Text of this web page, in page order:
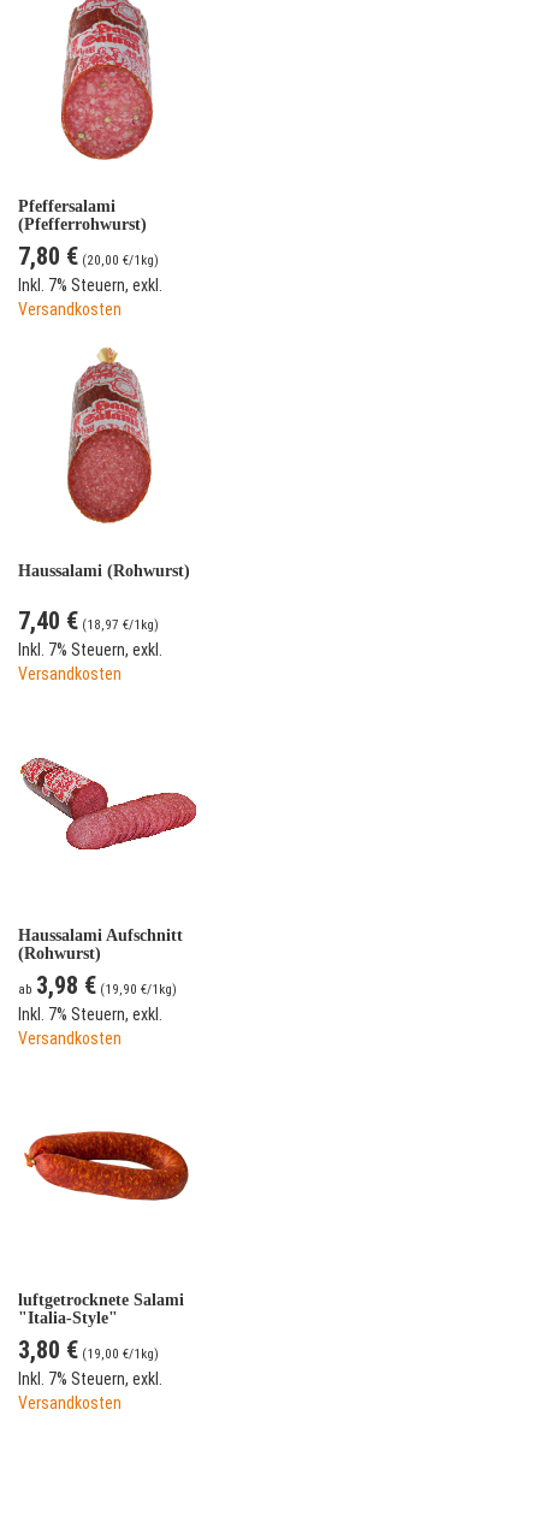
Pfeffersalami
(Pfefferrohwurst)
7,80 € (20,00 €/1kg)
Inkl. 7% Steuern, exkl.
Versandkosten
Haussalami (Rohwurst)
7,40 € (18,97 €/1kg)
Inkl. 7% Steuern, exkl.
Versandkosten
Haussalami Aufschnitt
(Rohwurst)
ab 3,98 € (19,90 €/1kg)
Inkl. 7% Steuern, exkl.
Versandkosten
luftgetrocknete Salami
"Italia-Style"
3,80 € (19,00 €/1kg)
Inkl. 7% Steuern, exkl.
Versandkosten